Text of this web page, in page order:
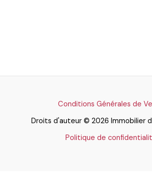
Conditions Générales de
Droits d'auteur © 2026 Immobilier
Politique de